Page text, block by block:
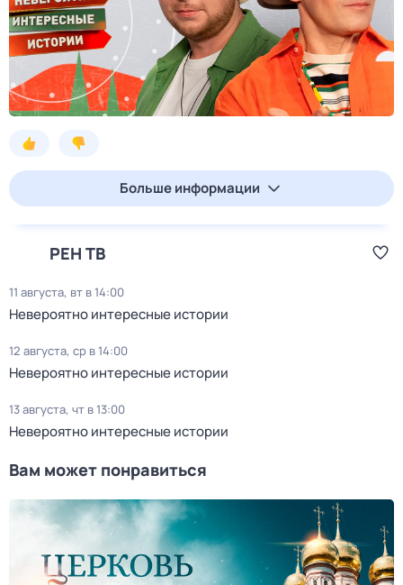
Больше информации
РЕН ТВ
11 августа, вт в 14:00
Невероятно интересные истории
12 августа, ср в 14:00
Невероятно интересные истории
13 августа, чт в 13:00
Невероятно интересные истории
Вам может понравиться